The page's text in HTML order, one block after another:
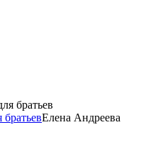
братьевЕлена Андреева